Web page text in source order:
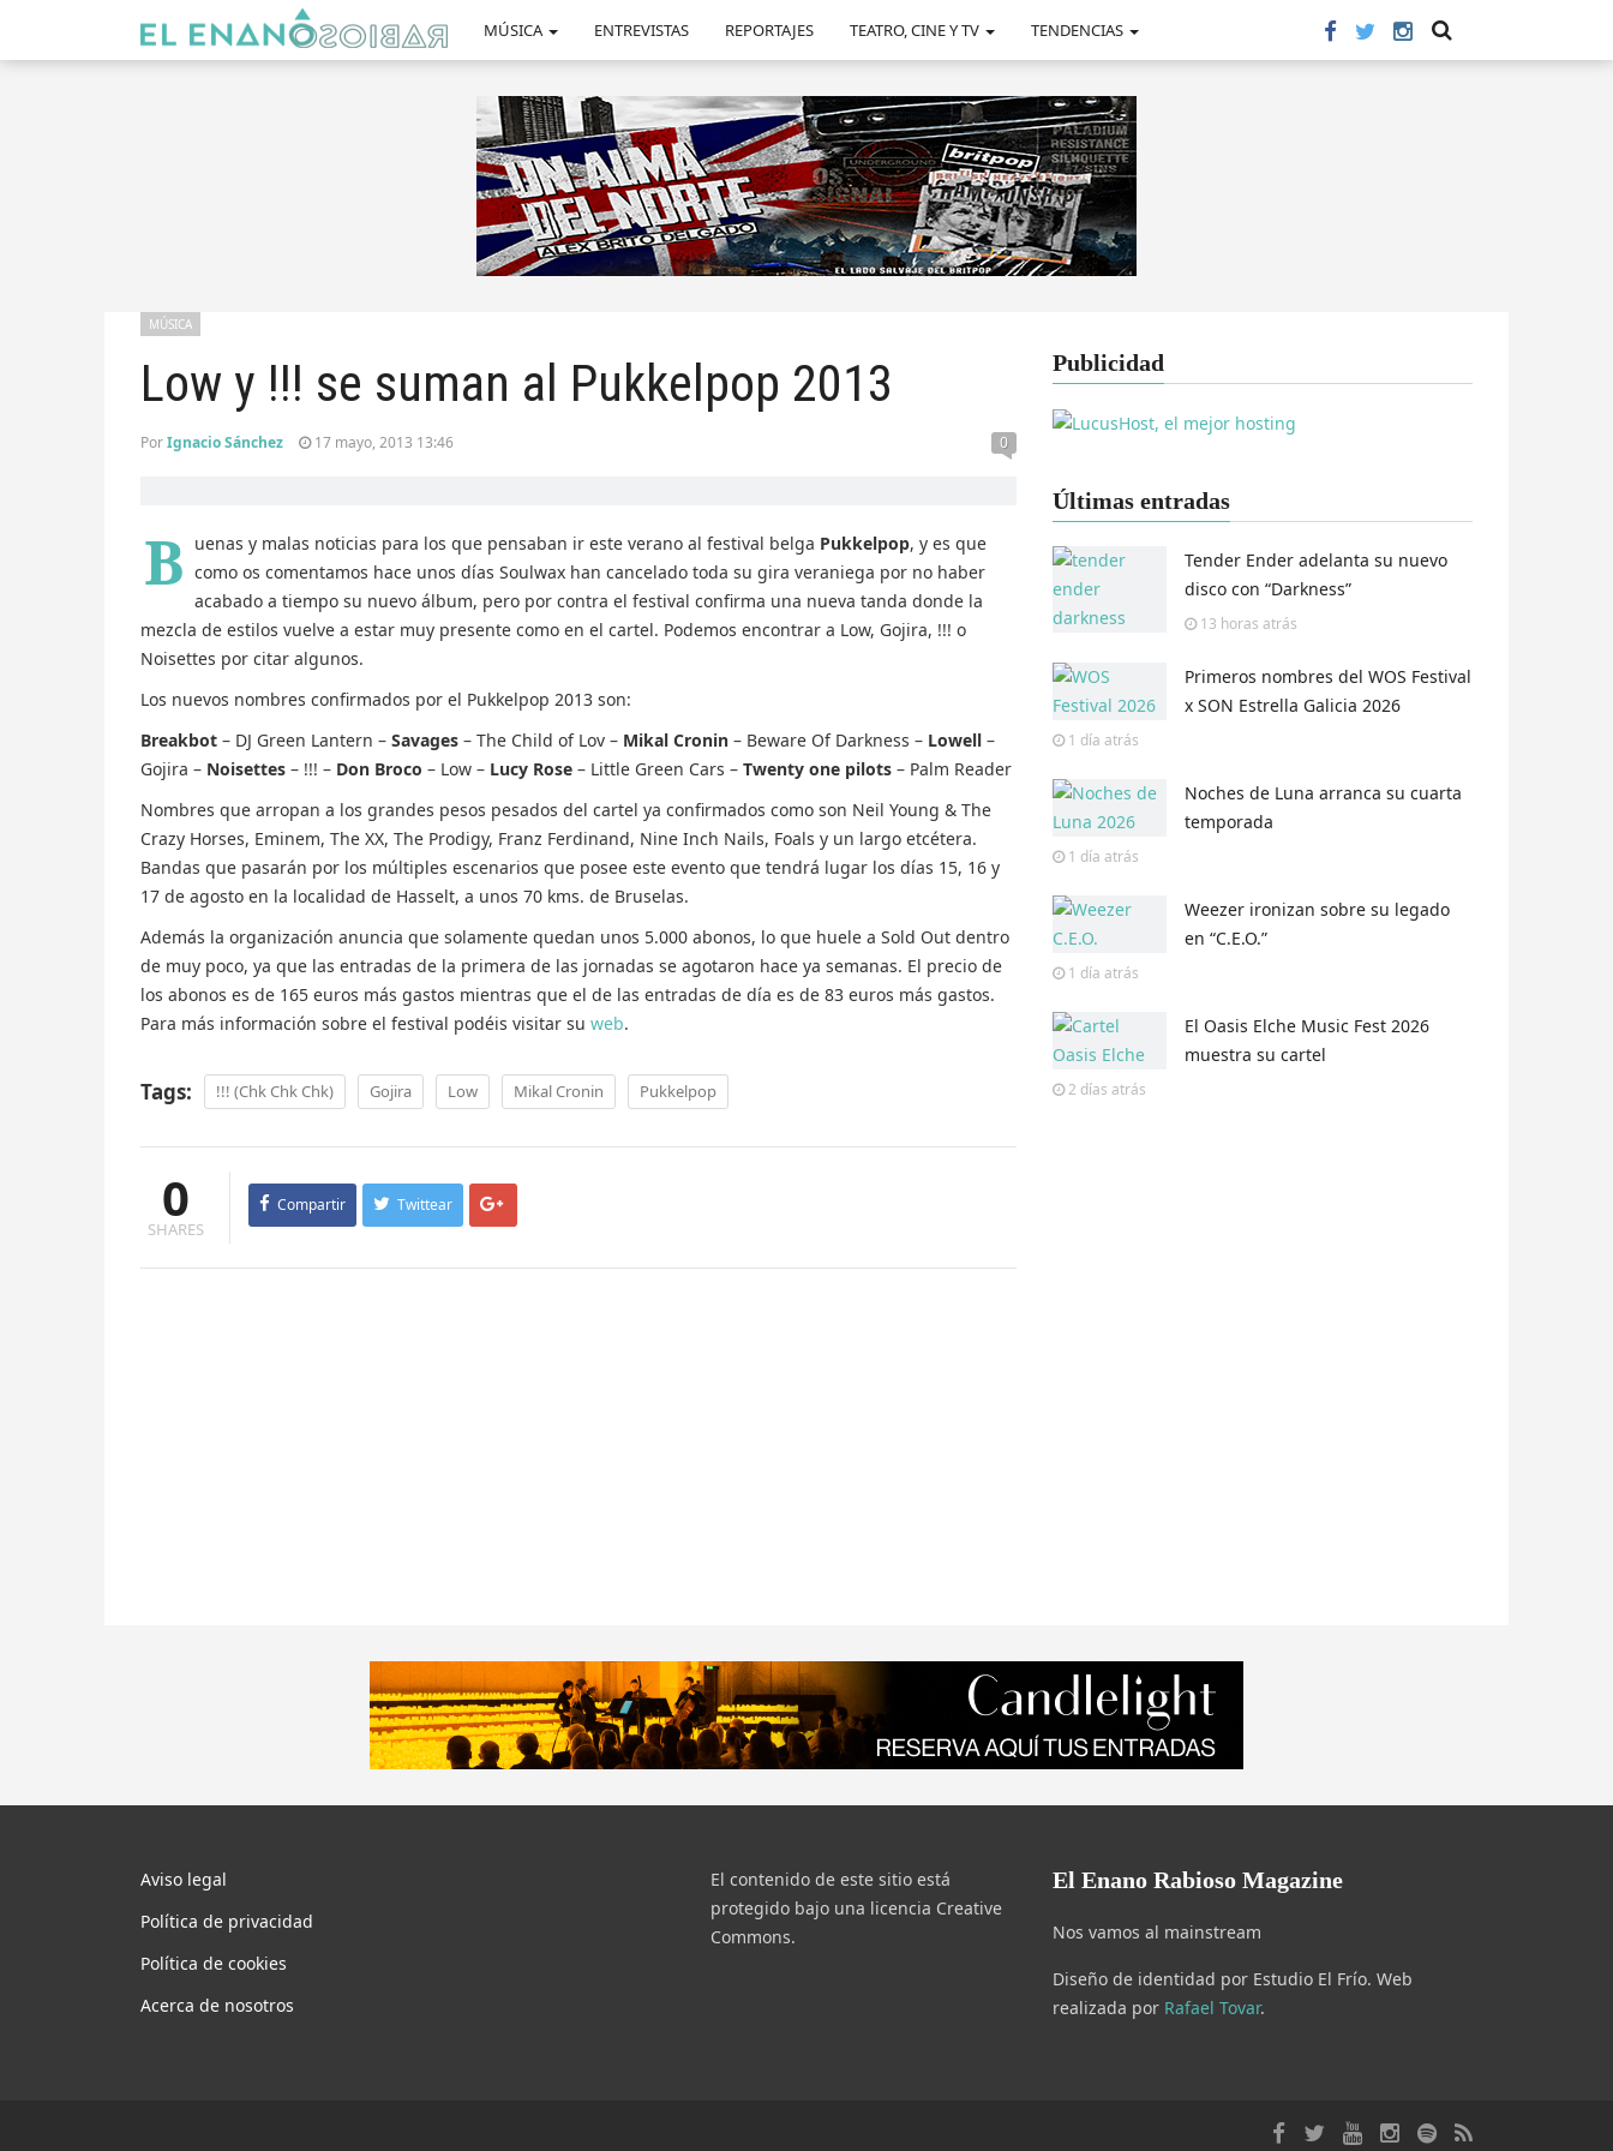
MÚSICA ENTREVISTAS REPORTAJES TEATRO, CINE Y TV TENDENCIAS
Low y !!! se suman al Pukkelpop 2013
MÚSICA
PorIgnacio Sánchez 17 mayo, 2013 13:46 0
B uenas y malas noticias para los que pensaban ir este verano al festival belga Pukkelpop, y es que
como os comentamos hace unos días Soulwax han cancelado toda su gira veraniega por no haber
acabado a tiempo su nuevo álbum, pero por contra el festival confirma una nueva tanda donde la
mezcla de estilos vuelve a estar muy presente como en el cartel. Podemos encontrar a Low, Gojira, !!! o
Noisettes por citar algunos.
Los nuevos nombres confirmados por el Pukkelpop 2013 son:
Breakbot – DJ Green Lantern – Savages – The Child of Lov – Mikal Cronin – Beware Of Darkness – Lowell –
Gojira – Noisettes – !!! – Don Broco – Low – Lucy Rose – Little Green Cars – Twenty one pilots – Palm Reader
Nombres que arropan a los grandes pesos pesados del cartel ya confirmados como son Neil Young & The
Crazy Horses, Eminem, The XX, The Prodigy, Franz Ferdinand, Nine Inch Nails, Foals y un largo etcétera.
Bandas que pasarán por los múltiples escenarios que posee este evento que tendrá lugar los días 15, 16 y
17 de agosto en la localidad de Hasselt, a unos 70 kms. de Bruselas.
Además la organización anuncia que solamente quedan unos 5.000 abonos, lo que huele a Sold Out dentro
de muy poco, ya que las entradas de la primera de las jornadas se agotaron hace ya semanas. El precio de
los abonos es de 165 euros más gastos mientras que el de las entradas de día es de 83 euros más gastos.
Para más información sobre el festival podéis visitar su web.
Tags: !!! (Chk Chk Chk) Gojira Low Mikal Cronin Pukkelpop
0
SHARES
Compartir Twittear
Publicidad
Últimas entradas
Tender Ender adelanta su nuevo
disco con “Darkness”
13 horas atrás
Primeros nombres del WOS Festival
x SON Estrella Galicia 2026
1 día atrás
Noches de Luna arranca su cuarta
temporada
1 día atrás
Weezer ironizan sobre su legado
en “C.E.O.”
1 día atrás
El Oasis Elche Music Fest 2026
muestra su cartel
2 días atrás
Aviso legal
Política de privacidad
Política de cookies
Acerca de nosotros
El contenido de este sitio está
protegido bajo una licencia Creative
Commons.
El Enano Rabioso Magazine
Nos vamos al mainstream
Diseño de identidad por Estudio El Frío. Web
realizada por Rafael Tovar.